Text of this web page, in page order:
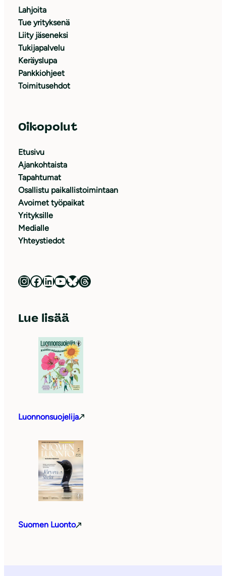
Lahjoita
Tue yrityksenä
Liity jäseneksi
Tukijapalvelu
Keräyslupa
Pankkiohjeet
Toimitusehdot
Oikopolut
Etusivu
Ajankohtaista
Tapahtumat
Osallistu paikallistoimintaan
Avoimet työpaikat
Yrityksille
Medialle
Yhteystiedot
Luonnonsuojeluliitto Instagramissa Luonnonsuojeluliitto Facebookissa Luonnonsuojeluliitto LinkedInissä Luonnonsuojeluliiton YouTube-kanava Luonnonsuojeluliitto Blueskyssa Luonnonsuojeluliitto Threadsissa
Lue lisää
Luonnonsuojelija
Suomen Luonto